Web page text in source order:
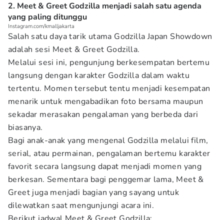
2. Meet & Greet Godzilla menjadi salah satu agenda
yang paling ditunggu
Instagram.com/kmalljakarta
Salah satu daya tarik utama Godzilla Japan Showdown
adalah sesi Meet & Greet Godzilla.
Melalui sesi ini, pengunjung berkesempatan bertemu
langsung dengan karakter Godzilla dalam waktu
tertentu. Momen tersebut tentu menjadi kesempatan
menarik untuk mengabadikan foto bersama maupun
sekadar merasakan pengalaman yang berbeda dari
biasanya.
Bagi anak-anak yang mengenal Godzilla melalui film,
serial, atau permainan, pengalaman bertemu karakter
favorit secara langsung dapat menjadi momen yang
berkesan. Sementara bagi penggemar lama, Meet &
Greet juga menjadi bagian yang sayang untuk
dilewatkan saat mengunjungi acara ini.